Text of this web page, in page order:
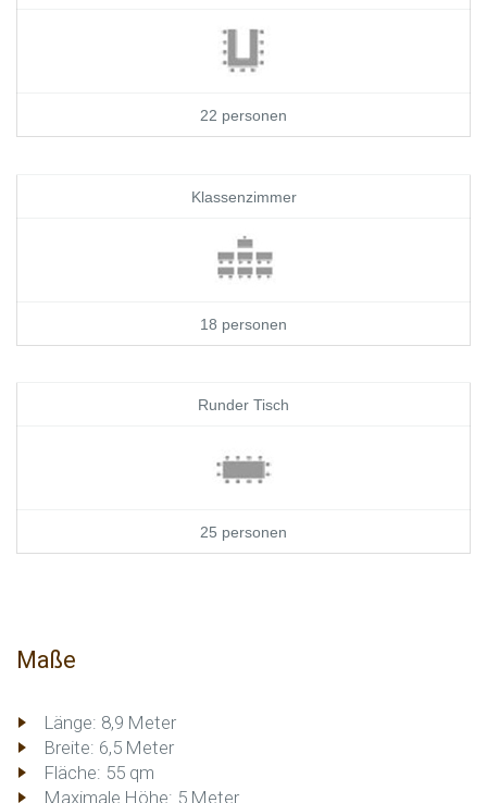
22 personen
Klassenzimmer
18 personen
Runder Tisch
25 personen
Maße
Länge: 8,9 Meter
Breite: 6,5 Meter
Fläche: 55 qm
Maximale Höhe: 5 Meter